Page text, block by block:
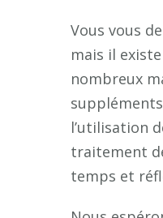
Vous vous
mais il
nombreux
l’utilisation
traitement
temps et